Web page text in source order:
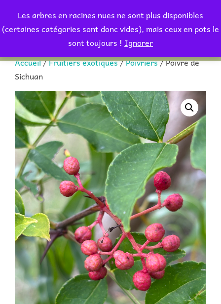
Les arbres en racines nues ne sont plus disponibles
(certaines catégories sont donc vides), mais ceux en pots le
sont toujours ! Ignorer
contenu
Rechercher :
Accueil/Fruitiers exotiques/Poivriers/ Poivre de
Sichuan